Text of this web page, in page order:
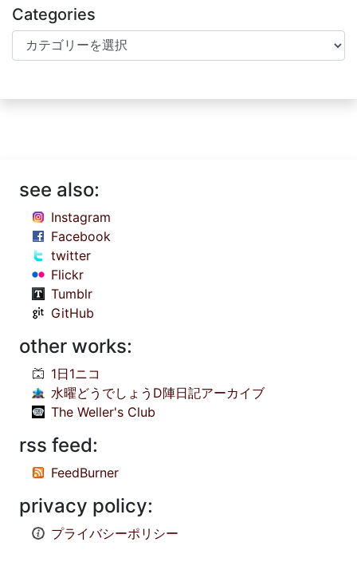
Categories
Categories
see also:
Instagram
Facebook
twitter
Flickr
Tumblr
GitHub
other works:
1日1ニコ
水曜どうでしょうD陣日記アーカイブ
The Weller's Club
rss feed:
FeedBurner
privacy policy:
プライバシーポリシー